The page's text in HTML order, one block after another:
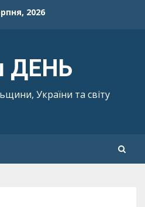
2026
ДЕНЬ
України та світу